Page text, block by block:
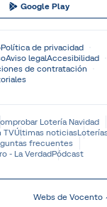
Google Play
Política de privacidad
Aviso legalAccesibilidad
de contratación
Lotería Navidad
TVÚltimas noticias
frecuentes
- La VerdadPódcast
Webs de Vocento